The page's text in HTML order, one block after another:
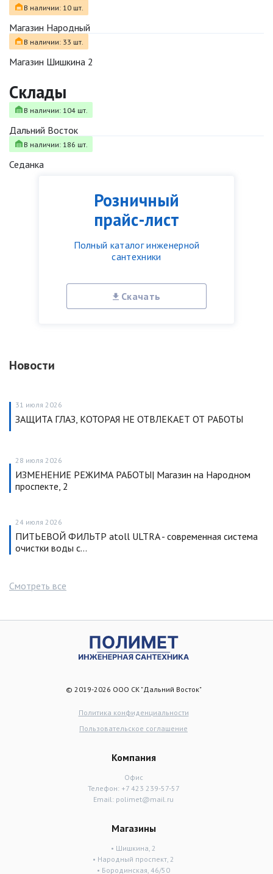
Розничный
прайс-лист
Полный каталог инженерной
сантехники
Скачать
Новости
31 июля 2026
ЗАЩИТА ГЛАЗ, КОТОРАЯ НЕ ОТВЛЕКАЕТ ОТ РАБОТЫ
28 июля 2026
ИЗМЕНЕНИЕ РЕЖИМА РАБОТЫ| Магазин на Народном
проспекте, 2
24 июля 2026
ПИТЬЕВОЙ ФИЛЬТР atoll ULTRA - современная система
очистки воды с…
Смотреть все
В наличии: 10 шт.
Магазин Народный
В наличии: 33 шт.
Магазин Шишкина 2
Склады
В наличии: 104 шт.
Дальний Восток
В наличии: 186 шт.
Седанка
© 2019-2026 ООО СК "Дальний Восток"
Политика конфиденциальности
Пользовательское соглашение
Компания
Офис
Телефон: +7 423 239-57-57
Email: polimet@mail.ru
Магазины
• Шишкина, 2
• Народный проспект, 2
• Бородинская, 46/50